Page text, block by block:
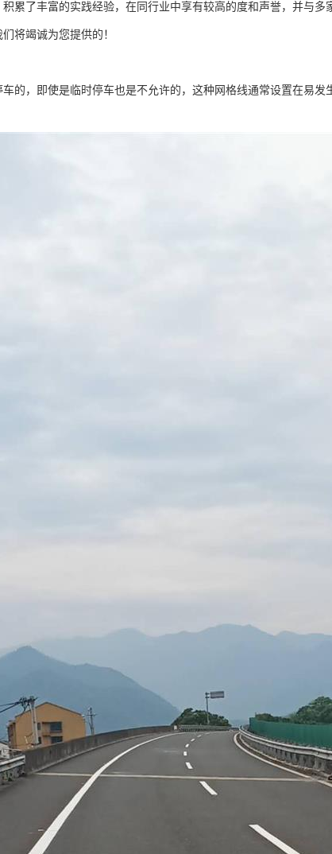
累了丰富的实践经验，在同行业中享有较高的度和声誉，并与
将竭诚为您提供的！
的，即使是临时停车也是不允许的，这种网格线通常设置在易